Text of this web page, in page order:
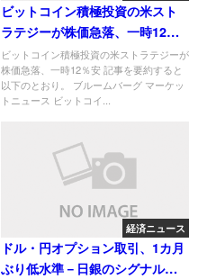
ビットコイン積極投資の米スト
ラテジーが株価急落、一時12％
安
ビットコイン積極投資の米ストラテジーが
株価急落、一時12％安 記事を要約すると
以下のとおり。 ブルームバーグ マーケッ
トニュース ビットコイ...
経済ニュース
ドル・円オプション取引、1カ月
ぶり低水準－日銀のシグナル待